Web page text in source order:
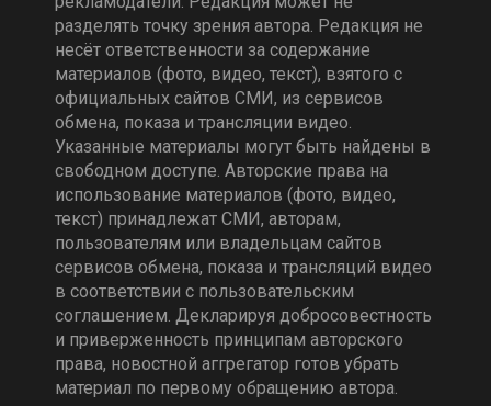
разделять точку зрения автора. Редакция не
несёт ответственности за содержание
материалов (фото, видео, текст), взятого с
официальных сайтов СМИ, из сервисов
обмена, показа и трансляции видео.
Указанные материалы могут быть найдены в
свободном доступе. Авторские права на
использование материалов (фото, видео,
текст) принадлежат СМИ, авторам,
пользователям или владельцам сайтов
сервисов обмена, показа и трансляций видео
в соответствии с пользовательским
соглашением. Декларируя добросовестность
и приверженность принципам авторского
права, новостной аггрегатор готов убрать
материал по первому обращению автора.